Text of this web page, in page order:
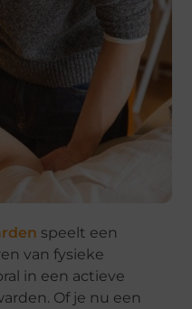
speelt een
van fysieke
in een actieve
Of je nu een